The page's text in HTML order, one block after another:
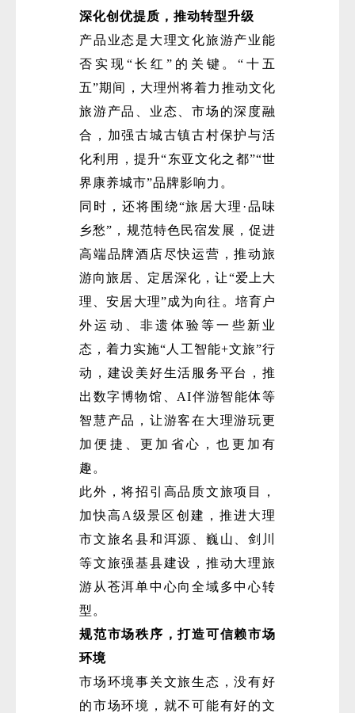
深化创优提质，推动转型升级
产品业态是大理文化旅游产业能
否实现“长红”的关键。“十五
五”期间，大理州将着力推动文化
旅游产品、业态、市场的深度融
合，加强古城古镇古村保护与活
化利用，提升“东亚文化之都”“世
界康养城市”品牌影响力。
同时，还将围绕“旅居大理·品味
乡愁”，规范特色民宿发展，促进
高端品牌酒店尽快运营，推动旅
游向旅居、定居深化，让“爱上大
理、安居大理”成为向往。培育户
外运动、非遗体验等一些新业
态，着力实施“人工智能+文旅”行
动，建设美好生活服务平台，推
出数字博物馆、AI伴游智能体等
智慧产品，让游客在大理游玩更
加便捷、更加省心，也更加有
趣。
此外，将招引高品质文旅项目，
加快高A级景区创建，推进大理
市文旅名县和洱源、巍山、剑川
等文旅强基县建设，推动大理旅
游从苍洱单中心向全域多中心转
型。
规范市场秩序，打造可信赖市场
环境
市场环境事关文旅生态，没有好
的市场环境，就不可能有好的文